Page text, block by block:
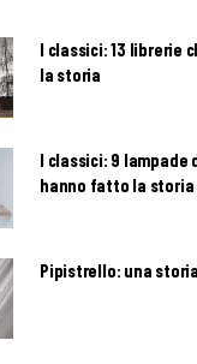
I classici: 13 librerie
la storia
I classici: 9 lampade
hanno fatto la storia
Pipistrello: una